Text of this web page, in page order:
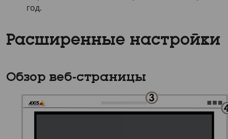
год.
Расширенные настройки
Обзор веб-страницы